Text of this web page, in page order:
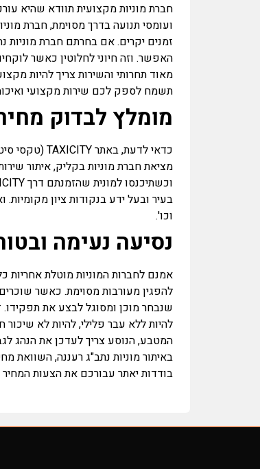
חברת מוניות מקצועית תוודא שהיא
ועומסי תנועה בדרך מסוימת, חברת
זמנים יקרים. אם בחרתם חברת
האפשר. וזה חיוני לחלוטין כאשר
מאוד תחרותי והשירות צריך להיות
תשמח לספק לכם שירות מקצועי
מומלץ לבדוק
מציאת חברת מוניות בקליק, איתור
בעיר ובעל ידע בנקודות ציון
וכו'.
נסיעה נעימה
אמנם לחברות המוניות מוטלת אחריות
להפגין מעורבות מסוימת. כאשר
שנבחר מוכן ומסוגל לבצע את תפקידו.
להיות ללא עבר פלילי, להיות לא שיכור
המטבע, הנוסע צריך לעדכן את הנהג
בודדות יאתר עבורכם את הצעות המחיר